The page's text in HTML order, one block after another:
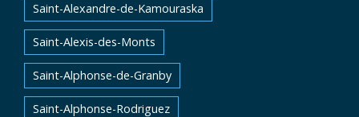
Saint-Alexandre-de-Kamouraska
Saint-Alexis-des-Monts
Saint-Alphonse-de-Granby
Saint-Alphonse-Rodriguez